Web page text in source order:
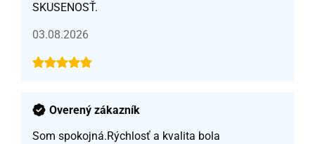
SKUSENOSŤ.
03.08.2026
Overený zákazník
Som spokojná.Rýchlosť a kvalita bola